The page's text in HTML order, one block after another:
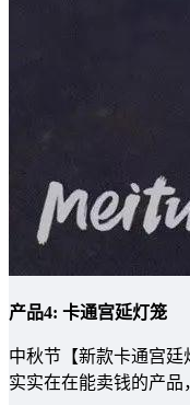
产品4: 卡通宫延灯笼
中秋节【新款卡通宫
实实在在能卖钱的产